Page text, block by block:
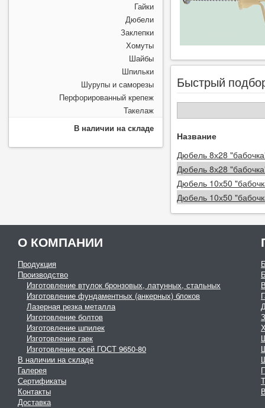
Гайки
Дюбели
Заклепки
Хомуты
Шайбы
Шпильки
Шурупы и саморезы
Перфорированный крепеж
Такелаж
В наличии на складе
Быстрый
Название
Дюбель 8х28
Дюбель 8х28
Дюбель 10х50
Дюбель 10х50
О КОМПАНИИ
Продукция
Производство
Изготовление втулок бронзовых, латунных, стальных
Изготовление фундаментных (анкерных) блоков
Лазерная резка металла
Изготовление болтов
Изготовление шпилек
Изготовление гаек
Изготовление осей ГОСТ 9650-80
В наличии на складе
Галерея
Сертификаты
Контакты
Доставка